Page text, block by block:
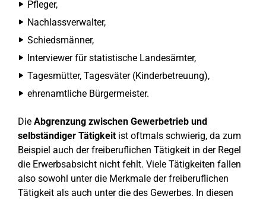
Pfleger,
Nachlassverwalter,
Schiedsmänner,
Interviewer für statistische Landesämter,
Tagesmütter, Tagesväter (Kinderbetreuung),
ehrenamtliche Bürgermeister.
Die Abgrenzung zwischen Gewerbetrieb und
selbständiger Tätigkeitist oftmals schwierig, da zum
Beispiel auch der freiberuflichen Tätigkeit in der Regel
die Erwerbsabsicht nicht fehlt. Viele Tätigkeiten fallen
also sowohl unter die Merkmale der freiberuflichen
Tätigkeit als auch unter die des Gewerbes. In diesen